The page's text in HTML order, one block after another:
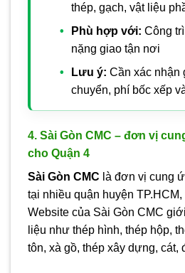
thép, gạch, vật liệu
Phù hợp với: Công
nặng giao tận nơi
Lưu ý: Cần xác nhận
chuyển, phí bốc xếp
4. Sài Gòn CMC – đơn vị
cho Quận 4
Sài Gòn CMC là đơn vị cung
tại nhiều quận huyện
Website của Sài Gòn CMC
liệu như thép hình, thép hộp,
tôn, xà gồ, thép xây dựng, cát,